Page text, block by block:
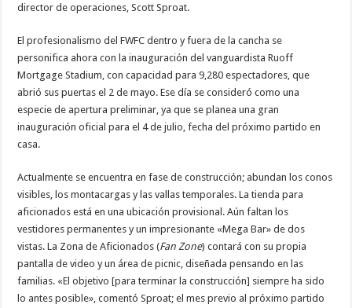
director de operaciones, Scott Sproat.
El profesionalismo del FWFC dentro y fuera de la cancha se
personifica ahora con la inauguración del vanguardista Ruoff
Mortgage Stadium, con capacidad para 9,280 espectadores, que
abrió sus puertas el 2 de mayo. Ese día se consideró como una
especie de apertura preliminar, ya que se planea una gran
inauguración oficial para el 4 de julio, fecha del próximo partido en
casa.
Actualmente se encuentra en fase de construcción; abundan los conos
visibles, los montacargas y las vallas temporales. La tienda para
aficionados está en una ubicación provisional. Aún faltan los
vestidores permanentes y un impresionante «Mega Bar» de dos
vistas. La Zona de Aficionados (Fan Zone) contará con su propia
pantalla de video y un área de picnic, diseñada pensando en las
familias. «El objetivo [para terminar la construcción] siempre ha sido
lo antes posible», comentó Sproat; el mes previo al próximo partido